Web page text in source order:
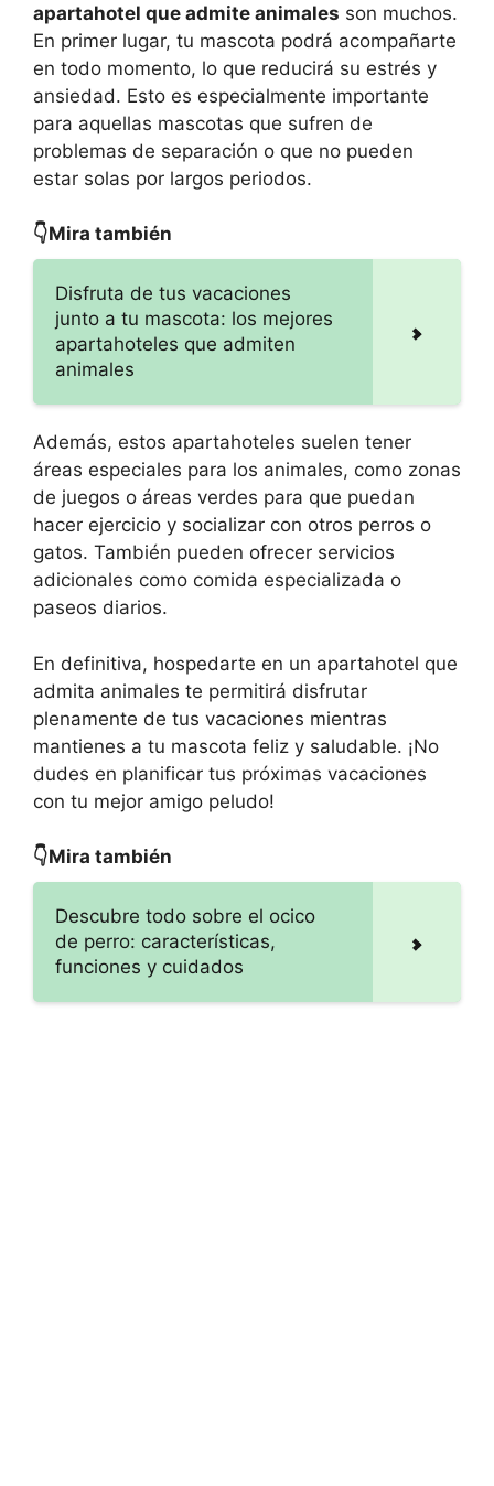
apartahotel que admite animales son muchos.
En primer lugar, tu mascota podrá acompañarte
en todo momento, lo que reducirá su estrés y
ansiedad. Esto es especialmente importante
para aquellas mascotas que sufren de
problemas de separación o que no pueden
estar solas por largos periodos.
👇Mira también
Disfruta de tus vacaciones
junto a tu mascota: los mejores
apartahoteles que admiten
animales
Además, estos apartahoteles suelen tener
áreas especiales para los animales, como zonas
de juegos o áreas verdes para que puedan
hacer ejercicio y socializar con otros perros o
gatos. También pueden ofrecer servicios
adicionales como comida especializada o
paseos diarios.
En definitiva, hospedarte en un apartahotel que
admita animales te permitirá disfrutar
plenamente de tus vacaciones mientras
mantienes a tu mascota feliz y saludable. ¡No
dudes en planificar tus próximas vacaciones
con tu mejor amigo peludo!
👇Mira también
Descubre todo sobre el ocico
de perro: características,
funciones y cuidados